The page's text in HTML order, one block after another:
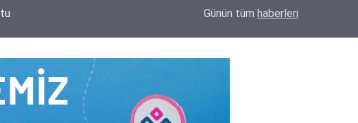
Yargıtay’da iletişim hamlesi: Kurumsal
Günün tüm haberleri